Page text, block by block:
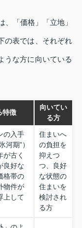
、「価格」「立地」
の表では、それぞれ
うな方に向いている
特徴
向いてい
る方
の入手
河期”）
が古く
良好な
格帯の
物件が
上して
住まいへ
の負担を
抑えつ
つ、良好
な状態の
住まいを
検討され
る方